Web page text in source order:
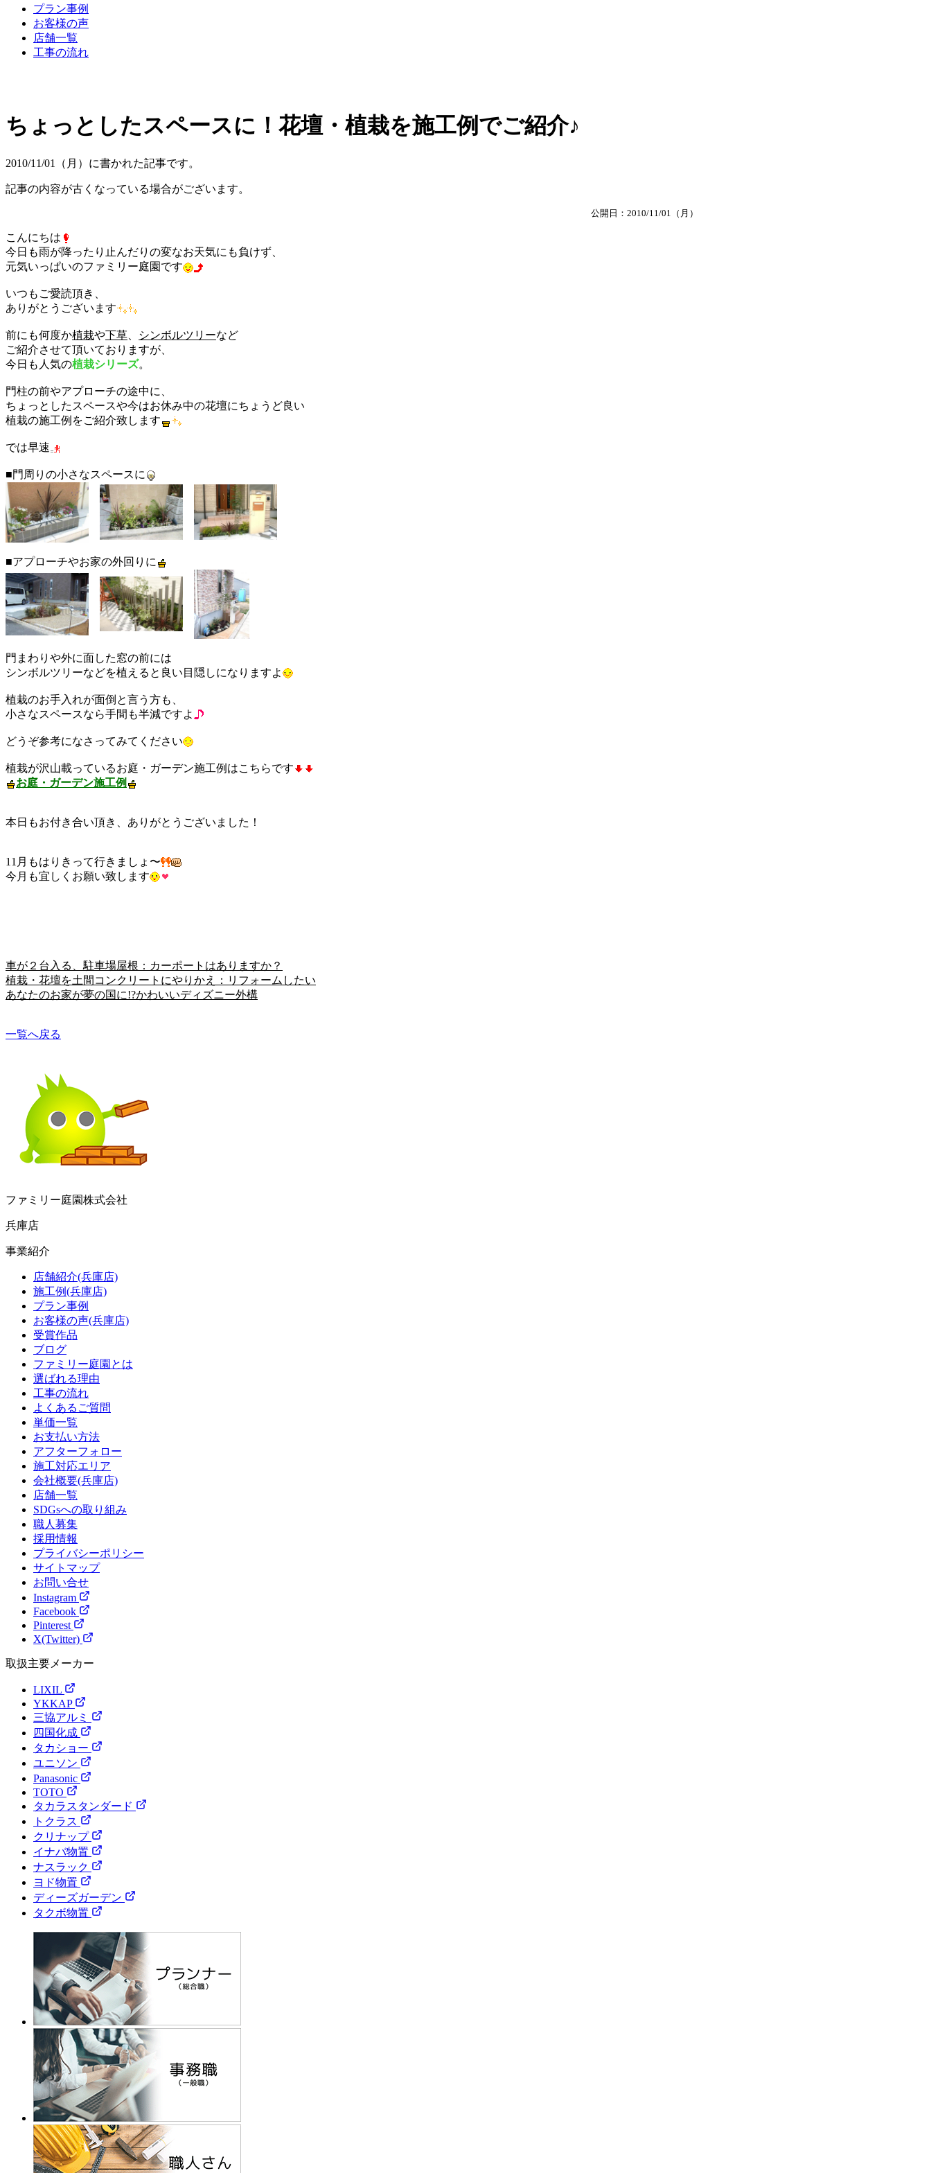
プラン事例
お客様の声
店舗一覧
工事の流れ
ちょっとしたスペースに！花壇・植栽を施工例でご紹介♪
2010/11/01（月）に書かれた記事です。
記事の内容が古くなっている場合がございます。
公開日：2010/11/01（月）
こんにちは
今日も雨が降ったり止んだりの変なお天気にも負けず、
元気いっぱいのファミリー庭園です
いつもご愛読頂き、
ありがとうございます
前にも何度か植栽や下草 シンボルツリーなど
ご紹介させて頂いておりますが、
今日も人気の植栽シリーズ。
門柱の前やアプローチの途中に、
ちょっとしたスペースや今はお休み中の花壇にちょうど良い
植栽の施工例 をご紹介致します
では早速
■門周りの小さなスペースに
■アプローチやお家の外回りに
門まわりや外に面した窓の前には
シンボルツリーなどを植えると良い目隠しになりますよ
植栽のお手入れが面倒と言う方も、
小さなスペースなら手間も半減ですよ
どうぞ参考になさってみてください
植栽が沢山載っているお庭・ガーデン施工例はこちらです
お庭・ガーデン施工例
本日もお付き合い頂き、ありがとうございました！
11月もはりきって行きましょ〜
今月も宜しくお願い致します
車が２台入る、駐車場屋根：カーポートはありますか？
植栽・花壇を土間コンクリートにやりかえ：リフォームしたい
あなたのお家が夢の国に!?かわいいディズニー外構
一覧へ戻る
ファミリー庭園株式会社
兵庫店
事業紹介
店舗紹介(兵庫店)
施工例(兵庫店)
プラン事例
お客様の声(兵庫店)
受賞作品
ブログ
ファミリー庭園とは
選ばれる理由
工事の流れ
よくあるご質問
単価一覧
お支払い方法
アフターフォロー
施工対応エリア
会社概要(兵庫店)
店舗一覧
SDGsへの取り組み
職人募集
採用情報
プライバシーポリシー
サイトマップ
お問い合せ
Instagram
Facebook
Pinterest
X(Twitter)
取扱主要メーカー
LIXIL
YKKAP
三協アルミ
四国化成
タカショー
ユニソン
Panasonic
TOTO
タカラスタンダード
トクラス
クリナップ
イナバ物置
ナスラック
ヨド物置
ディーズガーデン
タクボ物置